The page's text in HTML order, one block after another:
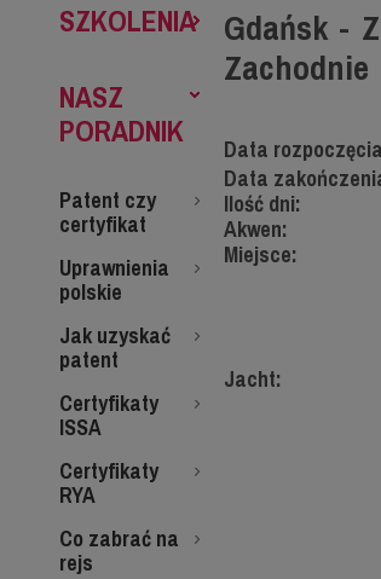
Gdańsk -
Zachodnie
Data
Data
Ilość dni:
Akwen:
Miejsce:
Jacht:
SZKOLENIA
NASZ
PORADNIK
Patent czy
certyfikat
Uprawnienia
polskie
Jak uzyskać
patent
Certyfikaty
ISSA
Certyfikaty
RYA
Co zabrać na
rejs